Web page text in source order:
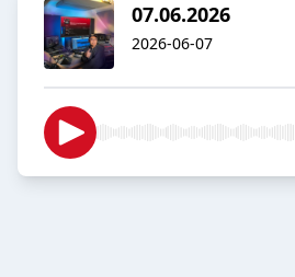
07.06.2026
2026-06-07